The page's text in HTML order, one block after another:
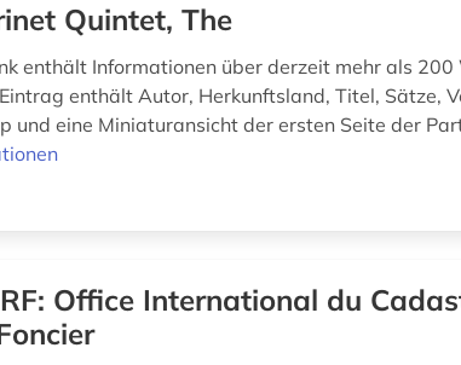
Quintet, The
enthält Informationen über derzeit mehr als 200
enthält Autor, Herkunftsland, Titel, Sätze,
und eine Miniaturansicht der ersten Seite der
Office International du